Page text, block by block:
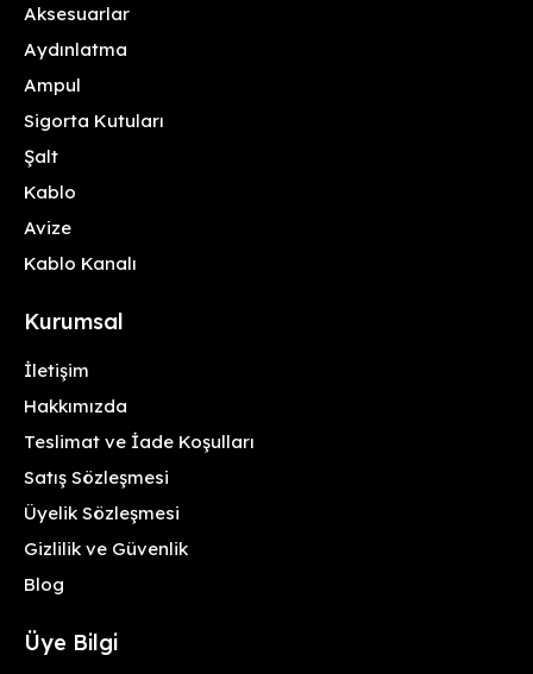
Aksesuarlar
Aydınlatma
Ampul
Sigorta Kutuları
Şalt
Kablo
Avize
Kablo Kanalı
Kurumsal
İletişim
Hakkımızda
Teslimat ve İade Koşulları
Satış Sözleşmesi
Üyelik Sözleşmesi
Gizlilik ve Güvenlik
Blog
Üye Bilgi